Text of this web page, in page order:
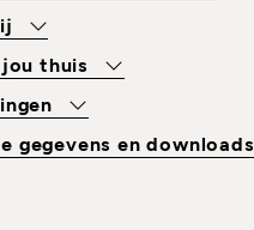
thuis
gegevens en downloads